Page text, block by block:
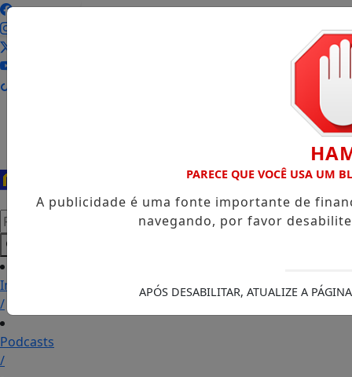
Pesquisar Notícia
Início
/
Podcasts
/
PARECE QUE VOCÊ USA UM
A publicidade é uma fonte importante de
navegando, por favor
APÓS DESABILITAR, ATUALIZE A